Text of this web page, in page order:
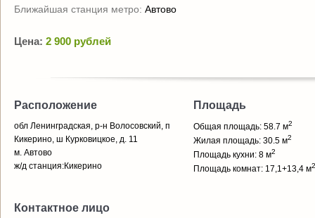
Ближайшая станция метро: Автово
Цена: 2 900 рублей
Расположение
обл Ленинградская, р-н Волосовский, п
Кикерино, ш Курковицкое, д. 11
м. Автово
ж/д станция:Кикерино
Площадь
Общая площадь: 58.7 м2
Жилая площадь: 30.5 м2
Площадь кухни: 8 м2
Площадь комнат: 17,1+13,4 м2
Контактное лицо